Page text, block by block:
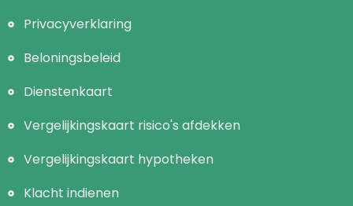
Privacyverklaring
Beloningsbeleid
Dienstenkaart
Vergelijkingskaart risico's afdekken
Vergelijkingskaart hypotheken
Klacht indienen